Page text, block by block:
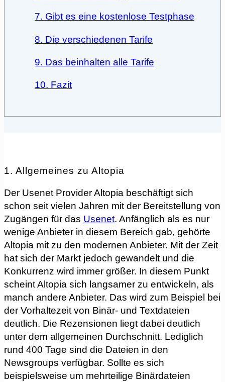
7. Gibt es eine kostenlose Testphase
8. Die verschiedenen Tarife
9. Das beinhalten alle Tarife
10. Fazit
1. Allgemeines zu Altopia
Der Usenet Provider Altopia beschäftigt sich
schon seit vielen Jahren mit der Bereitstellung von
Zugängen für das Usenet. Anfänglich als es nur
wenige Anbieter in diesem Bereich gab, gehörte
Altopia mit zu den modernen Anbieter. Mit der Zeit
hat sich der Markt jedoch gewandelt und die
Konkurrenz wird immer größer. In diesem Punkt
scheint Altopia sich langsamer zu entwickeln, als
manch andere Anbieter. Das wird zum Beispiel bei
der Vorhaltezeit von Binär- und Textdateien
deutlich. Die Rezensionen liegt dabei deutlich
unter dem allgemeinen Durchschnitt. Lediglich
rund 400 Tage sind die Dateien in den
Newsgroups verfügbar. Sollte es sich
beispielsweise um mehrteilige Binärdateien